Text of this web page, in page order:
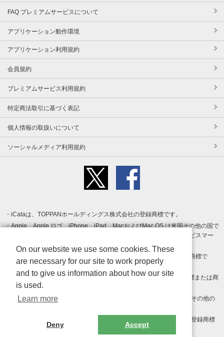
FAQ プレミアムサービスについて
アプリケーション動作環境
アプリケーション利用規約
会員規約
プレミアムサービス利用規約
特定商法取引に基づく表記
個人情報の取扱いについて
ソーシャルメディア利用規約
iCataは、TOPPANホールディングス株式会社の登録商標です。
Apple、Apple ロゴ、iPhone、iPad、MacおよびMac OS は米国その他の国で
登録された Apple Inc. の商標です。App Store は Apple Inc. のサービスマー
クです。
Android、Google Play および Google Play ロゴ は Google LLC の商標で
す。
Windows は Microsoft Inc.の米国およびその他の国における登録商標または商
標です。
Adobe、Adobe Reader、Adobe PDF は、Adobe Inc.の米国およびその他の
その他、記載されている会社名、商品名、ロゴは各社の商標または登録商標
On our website we use some cookies. These
are necessary for our site to work properly
and to give us information about how our site
is used.
Learn more
Deny Accept